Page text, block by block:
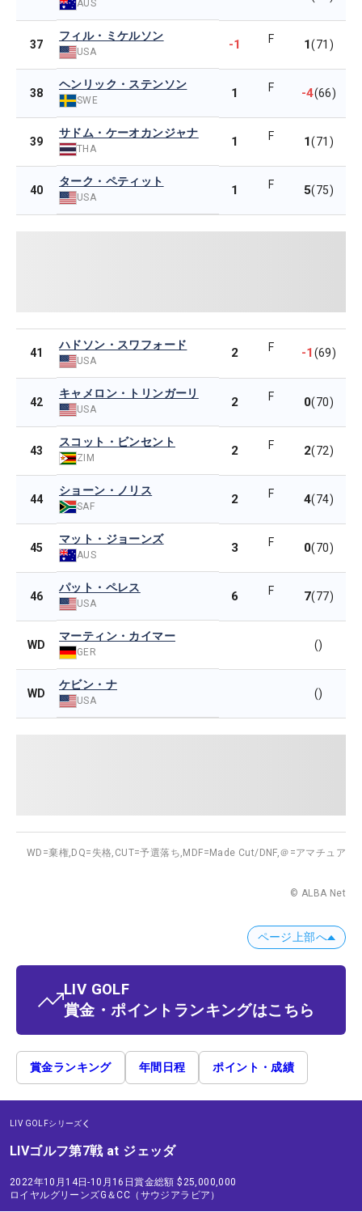
AUS
37
フィル・ミケルソン
USA -1 F 1(71)
38
ヘンリック・ステンソン
SWE 1 F -4(66)
39
サドム・ケーオカンジャナ
THA 1 F 1(71)
40
ターク・ペティット
USA 1 F 5(75)
41
ハドソン・スワフォード
USA
2 F -1(69)
42
キャメロン・トリンガーリ
USA 2 F 0(70)
43
スコット・ビンセント
ZIM 2 F 2(72)
44
ショーン・ノリス
SAF 2 F 4(74)
45
マット・ジョーンズ
AUS 3 F 0(70)
46
パット・ペレス
USA 6 F 7(77)
WD
マーティン・カイマー
GER
()
WD
ケビン・ナ
USA
()
WD=棄権, DQ=失格, CUT=予選落ち, MDF=Made Cut/DNF,＠=アマチュア
© ALBA Net
ページ上部へ
LIV GOLF
賞金・ポイントランキングはこちら
賞金ランキング 年間日程 ポイント・成績
LIV GOLFシリーズ
LIVゴルフ第7戦 at ジェッダ
2022年10月14日-10月16日賞金総額 $25,000,000
ロイヤルグリーンズG＆CC（サウジアラビア）